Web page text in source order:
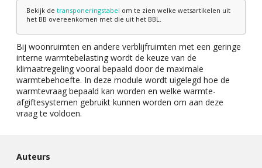
Bekijk de transponeringstabel om te zien welke wetsartikelen uit
het BB overeenkomen met die uit het BBL.
Bij woonruimten en andere verblijfruimten met een geringe
interne warmtebelasting wordt de keuze van de
klimaatregeling vooral bepaald door de maximale
warmtebehoefte. In deze module wordt uigelegd hoe de
warmtevraag bepaald kan worden en welke warmte-
afgiftesystemen gebruikt kunnen worden om aan deze
vraag te voldoen.
Auteurs